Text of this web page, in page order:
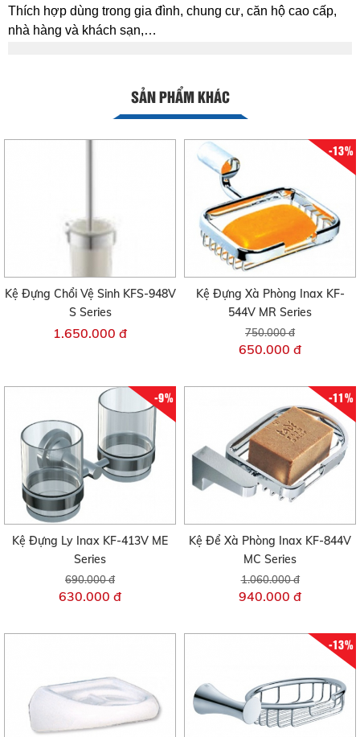
Thích hợp dùng trong gia đình, chung cư, căn hộ cao cấp,
nhà hàng và khách sạn,…
SẢN PHẨM KHÁC
Kệ Đựng Chổi Vệ Sinh KFS-948V
S Series
1.650.000 đ
-13%
Kệ Đựng Xà Phòng Inax KF-
544V MR Series
750.000 đ
650.000 đ
-9%
Kệ Đựng Ly Inax KF-413V ME
Series
690.000 đ
630.000 đ
-11%
Kệ Để Xà Phòng Inax KF-844V
MC Series
1.060.000 đ
940.000 đ
-13%